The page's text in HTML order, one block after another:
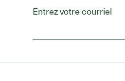
Entrez votre courriel